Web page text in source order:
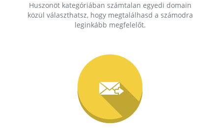
Huszonöt kategóriában számtalan egyedi domain
közül választhatsz, hogy megtalálhasd a számodra
leginkább megfelelőt.